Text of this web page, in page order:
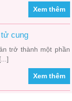
Xem thêm
cung
trở thành một phần
Xem thêm